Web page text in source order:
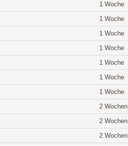
1 Woche
1 Woche
1 Woche
1 Woche
1 Woche
1 Woche
1 Woche
2 Wochen
2 Wochen
2 Wochen